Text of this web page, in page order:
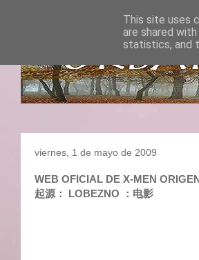
viernes, 1 de mayo de 2009
WEB OFICIAL DE X-MEN
起源： LOBEZNO ：电影
This site uses
are shared
statistics, and